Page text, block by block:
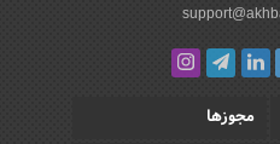
مجوزها